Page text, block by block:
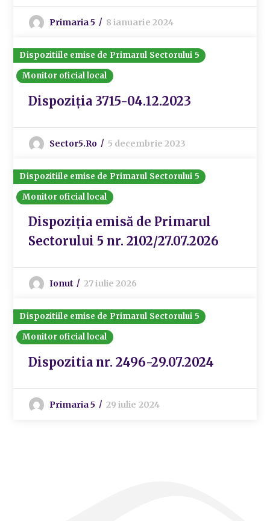
Primaria 5 8 ianuarie 2024
Dispozitiile emise de Primarul Sectorului 5
Monitor oficial local
Dispoziția 3715-04.12.2023
Sector5.ro 5 decembrie 2023
Dispozitiile emise de Primarul Sectorului 5
Monitor oficial local
Dispoziția emisă de Primarul
Sectorului 5 nr. 2102/27.07.2026
Ionut 27 iulie 2026
Dispozitiile emise de Primarul Sectorului 5
Monitor oficial local
Dispozitia nr. 2496-29.07.2024
Primaria 5 29 iulie 2024